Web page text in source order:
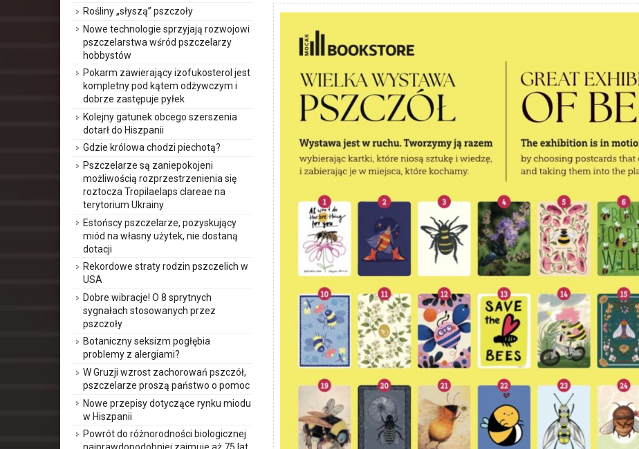
Rośliny „słyszą” pszczoły
Nowe technologie sprzyjają rozwojowi
pszczelarstwa wśród pszczelarzy
hobbystów
Pokarm zawierający izofukosterol jest
kompletny pod kątem odżywczym i
dobrze zastępuje pyłek
Kolejny gatunek obcego szerszenia
dotarł do Hiszpanii
Gdzie królowa chodzi piechotą?
Pszczelarze są zaniepokojeni
możliwością rozprzestrzenienia się
roztocza Tropilaelaps clareae na
terytorium Ukrainy
Estońscy pszczelarze, pozyskujący
miód na własny użytek, nie dostaną
dotacji
Rekordowe straty rodzin pszczelich w
USA
Dobre wibracje! O 8 sprytnych
sygnałach stosowanych przez
pszczoły
Botaniczny seksizm pogłębia
problemy z alergiami?
W Gruzji wzrost zachorowań pszczół,
pszczelarze proszą państwo o pomoc
Nowe przepisy dotyczące rynku miodu
w Hiszpanii
Powrót do różnorodności biologicznej